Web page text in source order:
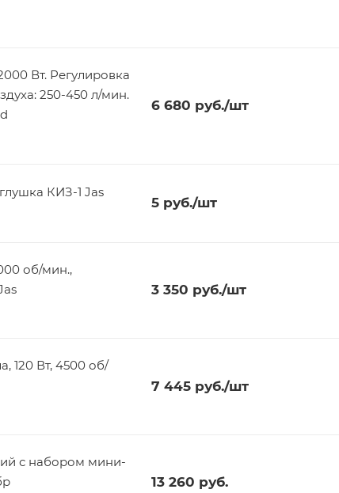
Вт. Регулировка
250-450 л/мин.
6 680 руб./шт
КИЗ-1 Jas
5руб./шт
об/мин.,
3 350 руб./шт
120 Вт, 4500 об/
7 445руб./шт
с набором мини-
13 260 руб.